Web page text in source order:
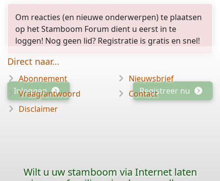
Om reacties (en nieuwe onderwerpen) te plaatsen
op het Stamboom Forum dient u eerst in te
loggen! Nog geen lid? Registratie is gratis en snel!
Inloggen Registreer nu
Direct naar...
Abonnement
Vraag/antwoord
Disclaimer
Nieuwsbrief
Contact
Wilt u uw stamboom via Internet laten